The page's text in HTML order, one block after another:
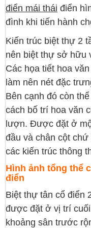
điển mái thái điển
đình khi tiến hành
Kiến trúc biệt thự 2
nên biệt thự sở hữu
Các họa tiết hoa
làm nên nét đặc
Bên cạnh đó còn
cách bố trí hoa văn
lượn. Được đặt ở
đầu và chân cột
các kiến trúc thông
Hình ảnh tổng thể
điển
Biệt thự tân cổ điển
được đặt ở vị trí
khoảng sân trước